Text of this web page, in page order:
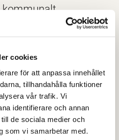
cookies
för att anpassa innehållet
tillhandahålla funktioner
vår trafik. Vi
identifierare och annan
de sociala medier och
som vi samarbetar med.
kommunalt
ägs till 100 % av
kommun. Den 31
bolaget 1085 lägenheter
av cirka 73 400 kvm.
cirka 128 900 kvm.